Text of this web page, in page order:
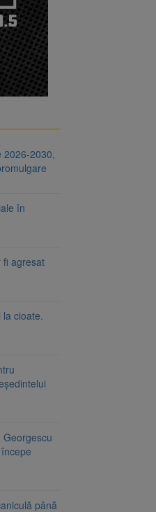
2026-2030,
în
fi agresat
cioate.
până